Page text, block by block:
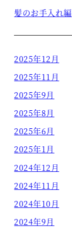
髪のお手入れ編
2025年12月
2025年11月
2025年9月
2025年8月
2025年6月
2025年1月
2024年12月
2024年11月
2024年10月
2024年9月